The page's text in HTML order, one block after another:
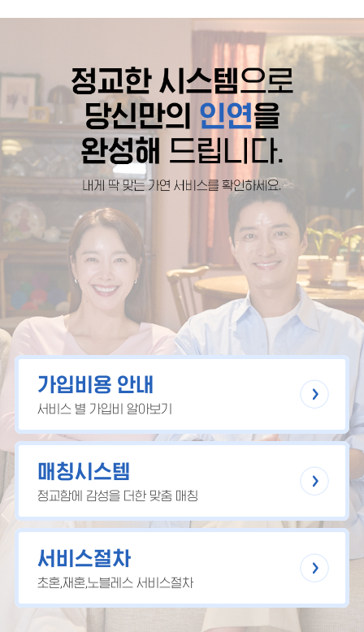
가입비용 안내
서비스 별 가입비 알아보기
매칭시스템
정교함에 감성을 더한 맞춤 매칭
서비스절차
초혼,재혼,노블레스 서비스절차